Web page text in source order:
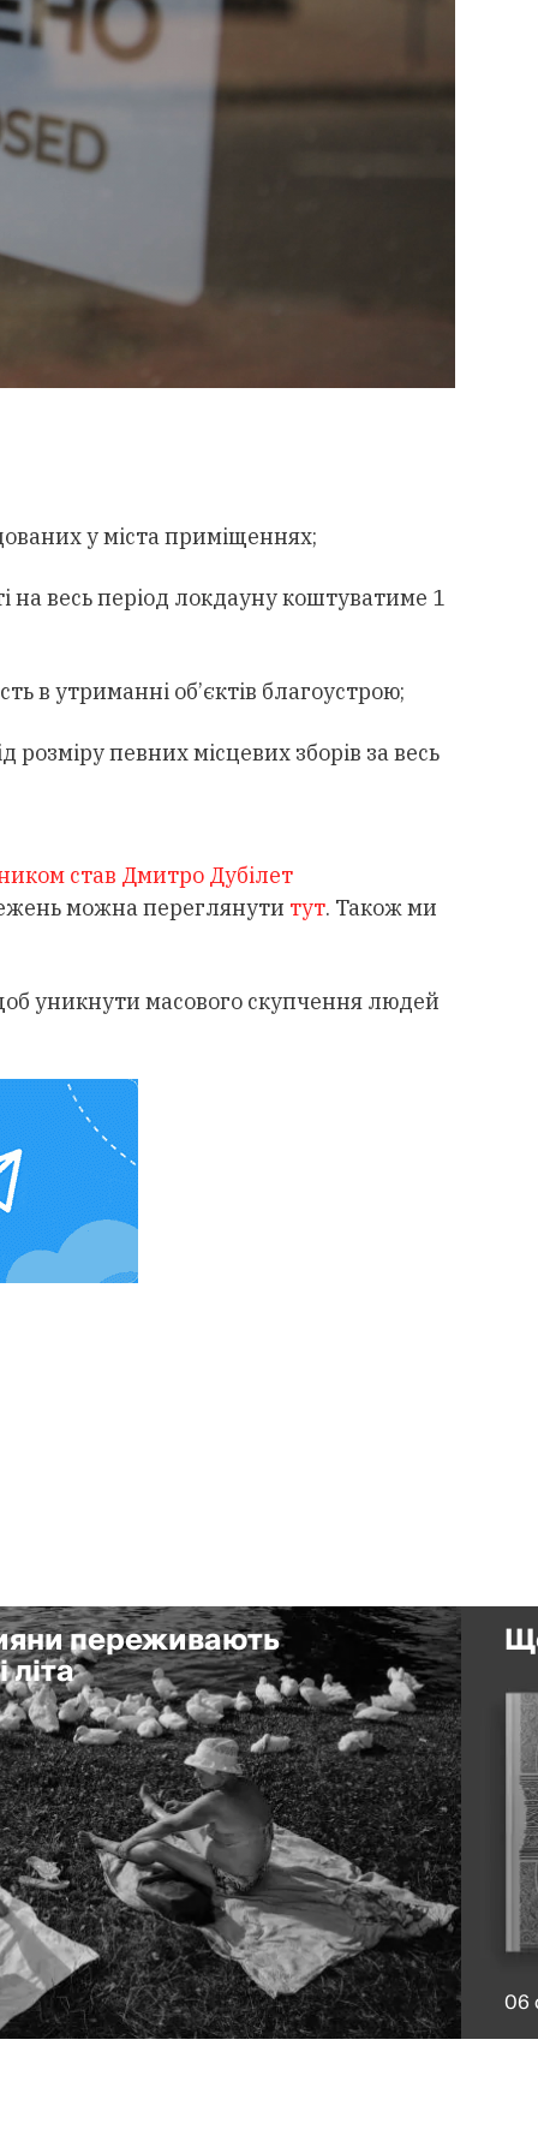
у міста приміщеннях;
на весь період локдауну коштуватиме 1
в утриманні об’єктів благоустрою;
певних місцевих зборів за весь
став Дмитро Дубілет
можна переглянути тут. Також ми
уникнути масового скупчення людей
переживають
06